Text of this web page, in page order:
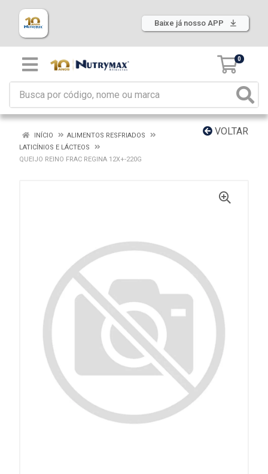
Baixe já nosso APP
0
VOLTAR
INÍCIO
ALIMENTOS RESFRIADOS
LATICÍNIOS E LÁCTEOS
QUEIJO REINO FRAC REGINA 12X+-220G